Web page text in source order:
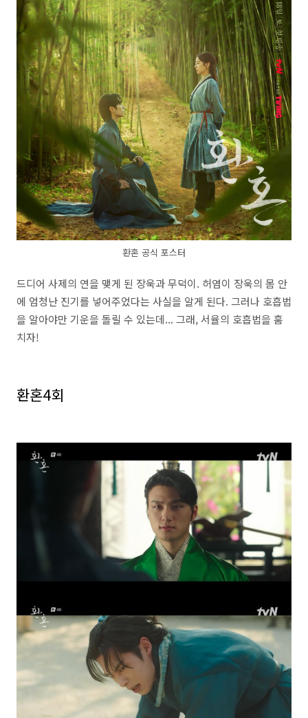
환혼 공식 포스터
드디어 사제의 연을 맺게 된 장욱과 무덕이. 허염이 장욱의 몸 안
에 엄청난 진기를 넣어주었다는 사실을 알게 된다. 그러나 호흡법
을 알아야만 기운을 돌릴 수 있는데... 그래, 서율의 호흡법을 훔
치자!
환혼4회